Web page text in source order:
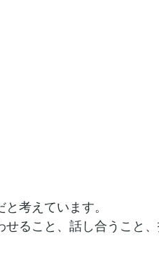
考えています。
ること、話し合うこと